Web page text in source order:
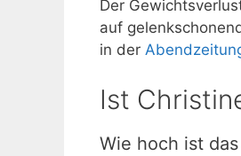
Der
auf
in der
Ist
Wie hoch ist